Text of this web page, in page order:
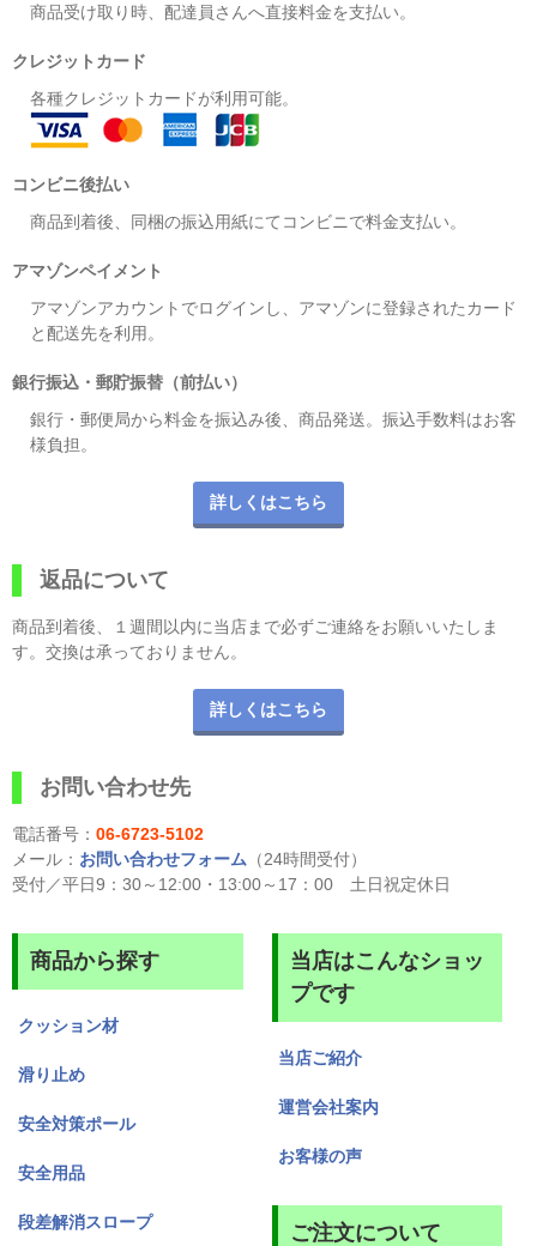
商品受け取り時、配達員さんへ直接料金を支払い。
クレジットカード
各種クレジットカードが利用可能。
コンビニ後払い
商品到着後、同梱の振込用紙にてコンビニで料金支払い。
アマゾンペイメント
アマゾンアカウントでログインし、アマゾンに登録されたカード
と配送先を利用。
銀行振込・郵貯振替（前払い）
銀行・郵便局から料金を振込み後、商品発送。振込手数料はお客
様負担。
詳しくはこちら
返品について
商品到着後、１週間以内に当店まで必ずご連絡をお願いいたしま
す。交換は承っておりません。
詳しくはこちら
お問い合わせ先
電話番号： 06-6723-5102
メール： お問い合わせフォーム （24時間受付）
受付／平日9：30～12:00・13:00～17：00 土日祝定休日
商品から探す
クッション材
滑り止め
安全対策ポール
安全用品
段差解消スロープ
当店はこんなショッ
プです
当店ご紹介
運営会社案内
お客様の声
ご注文について